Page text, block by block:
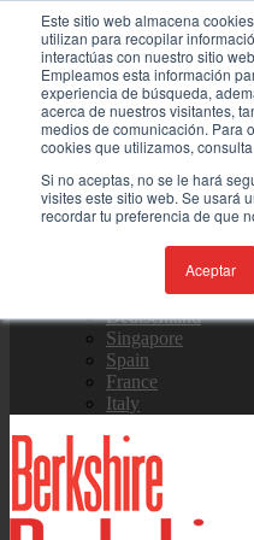
Este sitio web almacena
utilizan para recopilar
interactúas con nuestro sitio
Empleamos esta información
experiencia de búsqueda,
acerca de nuestros visitantes,
medios de comunicación. Para
cookies que utilizamos,
Si no aceptas, no se le hará
visites este sitio web. Se usará
recordar tu preferencia de que
Aceptar
Skip
content
Contáctenos
Equipo de Ventas
Global
US Site
Deutschland
Singapore
Spain
France
Italy